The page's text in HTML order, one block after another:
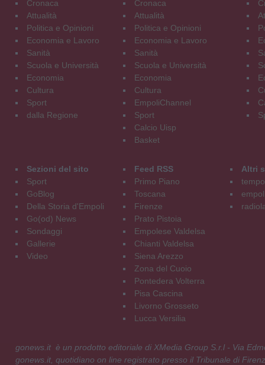
Cronaca
Attualità
Politica e Opinioni
Economia e Lavoro
Sanità
Scuola e Università
Economia
Cultura
Sport
dalla Regione
Cronaca
Attualità
Politica e Opinioni
Economia e Lavoro
Sanità
Scuola e Università
Economia
Cultura
EmpoliChannel
Sport
Calcio Uisp
Basket
Sezioni del sito
Sport
GoBlog
Della Storia d'Empoli
Go(od) News
Sondaggi
Gallerie
Video
Feed RSS
Primo Piano
Toscana
Firenze
Prato Pistoia
Empolese Valdelsa
Chianti Valdelsa
Siena Arezzo
Zona del Cuoio
Pontedera Volterra
Pisa Cascina
Livorno Grosseto
Lucca Versilia
Altri
gonews.it è un prodotto editoriale di XMedia Group S.r.l - Via
gonews.it, quotidiano on line registrato presso il Tribunale di